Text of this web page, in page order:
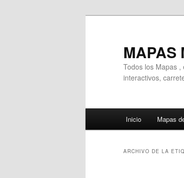
MAPAS
Todos los Mapas
interactivos,
Inicio Mapas
ARCHIVO DE LA